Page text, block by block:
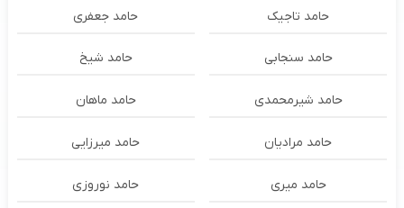
حامد تاجیک حامد جعفری
حامد سنجابی حامد شیخ
حامد شیرمحمدی حامد ماهان
حامد مرادیان حامد میرزایی
حامد میری حامد نوروزی